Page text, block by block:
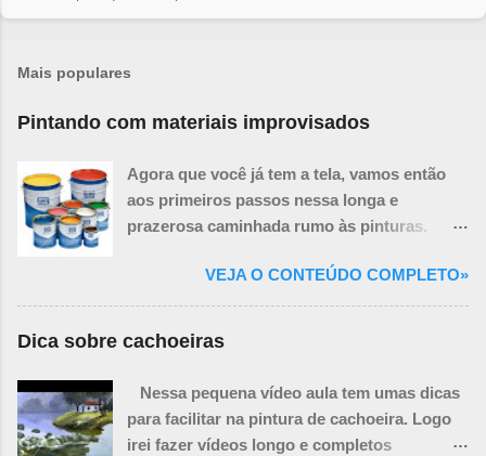
Mais populares
Pintando com materiais improvisados
Agora que você já tem a tela, vamos então
aos primeiros passos nessa longa e
prazerosa caminhada rumo às pinturas.
coisas necessárias para a realização de um
quadro, porém algumas delas podem ser
improvisadas.
VEJA O CONTEÚDO COMPLETO»
Dica sobre cachoeiras
Nessa pequena vídeo aula tem umas dicas
para facilitar na pintura de cachoeira. Logo
irei fazer vídeos longo e completos